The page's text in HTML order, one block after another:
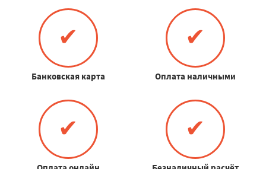
✔
Банковская карта
✔
Оплата наличными
✔ ✔